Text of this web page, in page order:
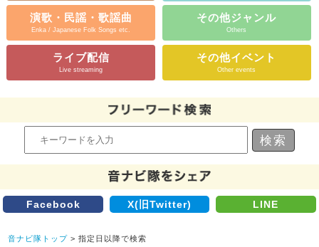
演歌・民謡・歌謡曲
Enka / Japanese Folk Songs etc.
その他ジャンル
Others
ライブ配信
Live streaming
その他イベント
Other events
Facebook X(旧Twitter) LINE
音ナビ隊トップ > 指定日以降で検索